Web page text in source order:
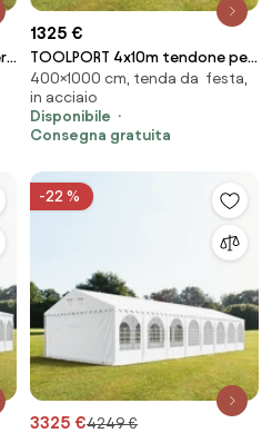
1325 €
TOOLPORT 4x10m tendone per
feste, PVC 800, telaio
perimetrale, bianco - (2657)
400×1000 cm, tenda da festa,
in acciaio
Disponibile
Consegna gratuita
-22 %
3325 €4249 €